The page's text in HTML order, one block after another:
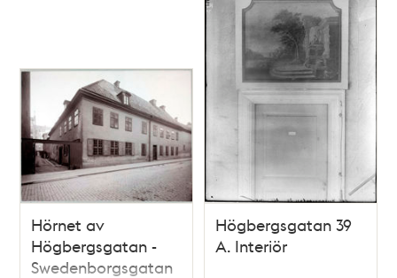
Hörnet av
Högbergsgatan -
Swedenborgsgatan
Högbergsgatan 39
A. Interiör